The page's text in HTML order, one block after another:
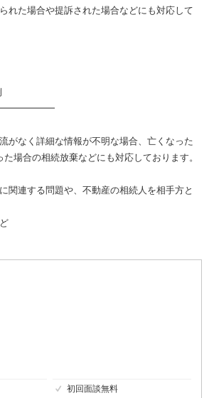
れた場合や提訴された場合などにも対応して
がなく詳細な情報が不明な場合、亡くなった
場合の相続放棄などにも対応しております。
関連する問題や、不動産の相続人を相手方と
初回面談無料